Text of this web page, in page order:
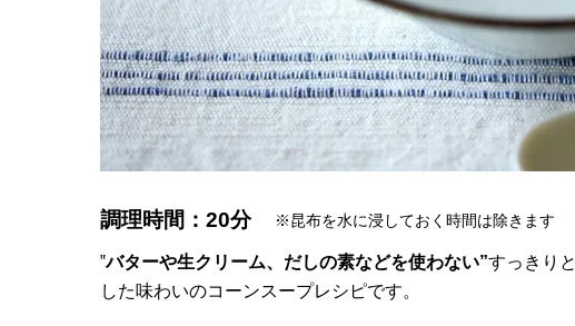
調理時間：20分 ※昆布を水に浸しておく時間は除きます
‟バターや生クリーム、だしの素などを使わない”すっきりと
した味わいのコーンスープレシピです。